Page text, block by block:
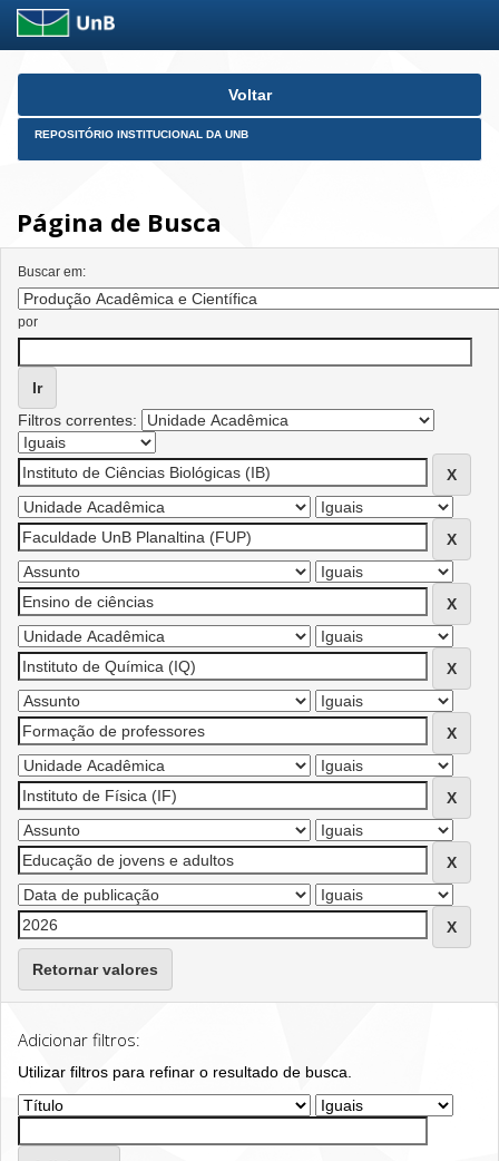
Skip
Voltar
REPOSITÓRIO INSTITUCIONAL DA UNB
Página de Busca
Buscar em:
por
Filtros correntes:
Retornar valores
Adicionar filtros:
Utilizar filtros para refinar o resultado de busca.